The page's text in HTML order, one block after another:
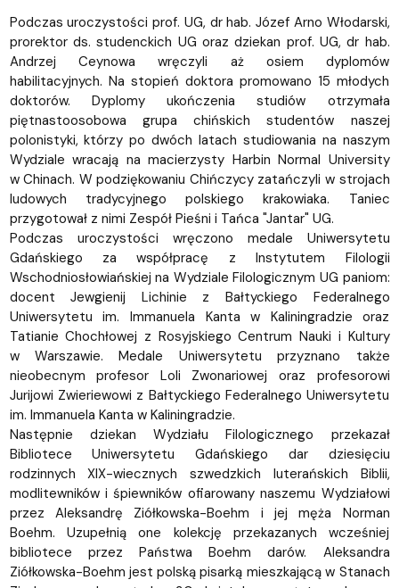
Podczas uroczystości prof. UG, dr hab. Józef Arno Włodarski,
prorektor ds. studenckich UG oraz dziekan prof. UG, dr hab.
Andrzej Ceynowa wręczyli aż osiem dyplomów
habilitacyjnych. Na stopień doktora promowano 15 młodych
doktorów. Dyplomy ukończenia studiów otrzymała
piętnastoosobowa grupa chińskich studentów naszej
polonistyki, którzy po dwóch latach studiowania na naszym
Wydziale wracają na macierzysty Harbin Normal University
w Chinach. W podziękowaniu Chińczycy zatańczyli w strojach
ludowych tradycyjnego polskiego krakowiaka. Taniec
przygotował z nimi Zespół Pieśni i Tańca "Jantar" UG.
Podczas uroczystości wręczono medale Uniwersytetu
Gdańskiego za współpracę z Instytutem Filologii
Wschodniosłowiańskiej na Wydziale Filologicznym UG paniom:
docent Jewgienij Lichinie z Bałtyckiego Federalnego
Uniwersytetu im. Immanuela Kanta w Kaliningradzie oraz
Tatianie Chochłowej z Rosyjskiego Centrum Nauki i Kultury
w Warszawie. Medale Uniwersytetu przyznano także
nieobecnym profesor Loli Zwonariowej oraz profesorowi
Jurijowi Zwieriewowi z Bałtyckiego Federalnego Uniwersytetu
im. Immanuela Kanta w Kaliningradzie.
Następnie dziekan Wydziału Filologicznego przekazał
Bibliotece Uniwersytetu Gdańskiego dar dziesięciu
rodzinnych XIX-wiecznych szwedzkich luterańskich Biblii,
modlitewników i śpiewników ofiarowany naszemu Wydziałowi
przez Aleksandrę Ziółkowska-Boehm i jej męża Norman
Boehm. Uzupełnią one kolekcję przekazanych wcześniej
bibliotece przez Państwa Boehm darów. Aleksandra
Ziółkowska-Boehm jest polską pisarką mieszkającą w Stanach